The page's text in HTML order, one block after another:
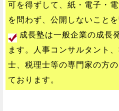
可を得ずして、紙・電子・
を問わず、公開しないことを
成長塾は一般企業の成長
ます。人事コンサルタント
士、税理士等の専門家の方
ております。